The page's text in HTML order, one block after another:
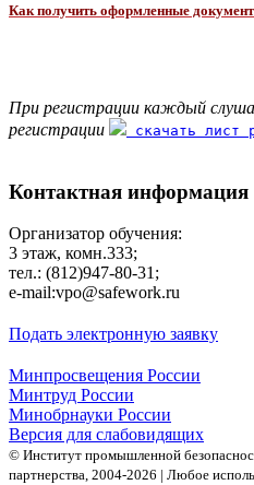
Как получить оформленные
При регистрации каждый
регистрации
скачать лист
Контактная информация
Организатор обучения:
3 этаж, комн.333;
тел.: (812)947-80-31;
е-mail:vpo@safework.ru
Подать электронную заявку
Минпросвещения России
Минтруд России
Минобрнауки России
Версия для слабовидящих
© Институт промышленной
партнерства, 2004- 2026 | Любое